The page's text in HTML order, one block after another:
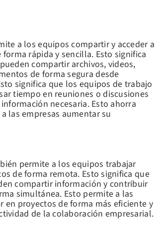
a los equipos compartir y acceder a
rápida y sencilla. Esto significa
compartir archivos, videos,
de forma segura desde
significa que los equipos de trabajo
tiempo en reuniones o discusiones
necesaria. Esto ahorra
las empresas aumentar su
permite a los equipos trabajar
de forma remota. Esto significa que
compartir información y contribuir
simultánea. Esto permite a las
en proyectos de forma más eficiente y
de la colaboración empresarial.